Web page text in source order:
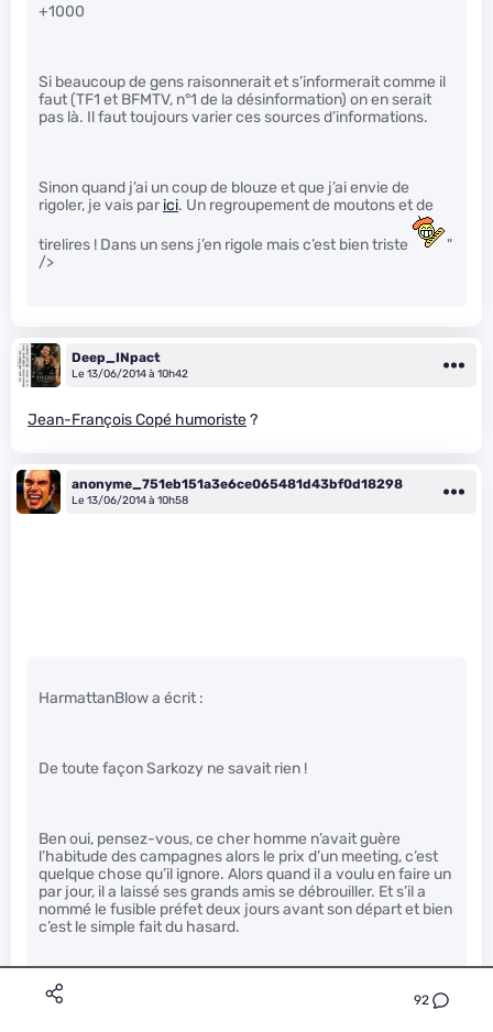
92
+1000
Si beaucoup de gens raisonnerait et s’informerait comme il
faut (TF1 et BFMTV, n°1 de la désinformation) on en serait
pas là. Il faut toujours varier ces sources d’informations.
Sinon quand j’ai un coup de blouze et que j’ai envie de
rigoler, je vais par ici. Un regroupement de moutons et de
tirelires ! Dans un sens j’en rigole mais c’est bien triste
"
/>
Deep_INpact
Le 13/06/2014 à 10h42
Jean-François Copé humoriste?
anonyme_751eb151a3e6ce065481d43bf0d18298
Le 13/06/2014 à 10h58
HarmattanBlow a écrit :
De toute façon Sarkozy ne savait rien !
Ben oui, pensez-vous, ce cher homme n’avait guère
l’habitude des campagnes alors le prix d’un meeting, c’est
quelque chose qu’il ignore. Alors quand il a voulu en faire un
par jour, il a laissé ses grands amis se débrouiller. Et s’il a
nommé le fusible préfet deux jours avant son départ et bien
c’est le simple fait du hasard.
Vraiment, tous ces gens malveillants et jaloux, pffffff.